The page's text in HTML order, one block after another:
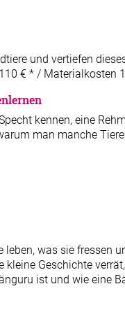
und vertiefen
€ * / Materialkosten
kennen, eine
man manche
leben, was sie fressen
kleine Geschichte
ist und wie eine